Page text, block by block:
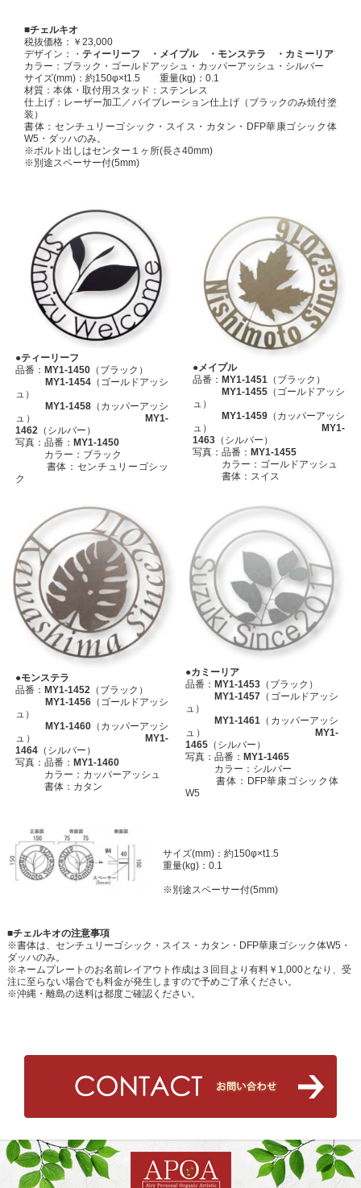
■チェルキオ
税抜価格：￥23,000
デザイン：・ティーリーフ ・メイプル ・モンステラ ・カミーリア
カラー：ブラック・ゴールドアッシュ・カッパーアッシュ・シルバー
サイズ(mm)：約150φ×t1.5 重量(kg)：0.1
材質：本体・取付用スタッド：ステンレス
仕上げ：レーザー加工／バイブレーション仕上げ（ブラックのみ焼付塗
装）
書体：センチュリーゴシック・スイス・カタン・DFP華康ゴシック体
W5・ダッハのみ。
※ボルト出しはセンター１ヶ所(長さ40mm)
※別途スペーサー付(5mm)
●ティーリーフ
品番：MY1-1450 （ブラック）
MY1-1454（ゴールドアッシ
ュ）
MY1-1458（カッパーアッシ
ュ）
MY1-
1462 （シルバー）
写真：品番：MY1-1450
カラー：ブラック
書体：センチュリーゴシッ
ク
●メイプル
品番： MY1-1451（ブラック）
MY1-1455 （ゴールドアッシ
ュ）
MY1-1459 （カッパーアッシ
ュ）
MY1-
1463（シルバー）
写真：品番： MY1-1455
カラー：ゴールドアッシュ
書体：スイス
●モンステラ
品番： MY1-1452 （ブラック）
MY1-1456（ゴールドアッシ
ュ）
MY1-1460（カッパーアッシ
ュ）
MY1-
1464 （シルバー）
写真：品番： MY1-1460
カラー：カッパーアッシュ
書体：カタン
●カミーリア
品番： MY1-1453 （ブラック）
MY1-1457 （ゴールドアッシ
ュ）
MY1-1461 （カッパーアッシ
ュ）
MY1-
1465 （シルバー）
写真：品番： MY1-1465
カラー：シルバー
書体：DFP華康ゴシック体
W5
サイズ(mm)：約150φ×t1.5
重量(kg)：0.1
※別途スペーサー付(5mm)
■チェルキオの注意事項
※書体は、センチュリーゴシック・スイス・カタン・DFP華康ゴシック体W5・
ダッハのみ。
※ネームプレートのお名前レイアウト作成は３回目より有料￥1,000となり、受
注に至らない場合でも料金が発生しますので予めご了承ください。
※沖縄・離島の送料は都度ご確認ください。